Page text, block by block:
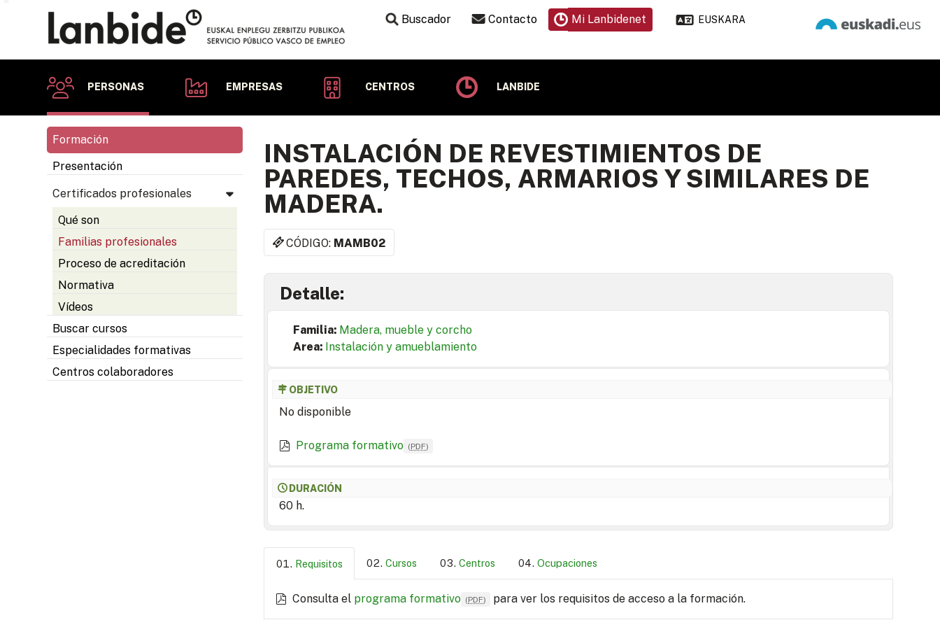
Buscador Contacto Mi Lanbidenet EUSKARA
PERSONAS EMPRESAS CENTROS LANBIDE
Formación
Presentación
Certificados profesionales
Qué son
Familias profesionales
Proceso de acreditación
Normativa
Vídeos
Buscar cursos
Especialidades formativas
Centros colaboradores
INSTALACIÓN DE REVESTIMIENTOS DE
PAREDES, TECHOS, ARMARIOS Y SIMILARES DE
MADERA.
CÓDIGO: MAMB02
Detalle:
Familia: Madera, mueble y corcho
Area: Instalación y amueblamiento
OBJETIVO
No disponible
Programa formativo (PDF)
DURACIÓN
60 h.
Requisitos Cursos Centros Ocupaciones
Consulta el programa formativo (PDF) para ver los requisitos de acceso a la formación.